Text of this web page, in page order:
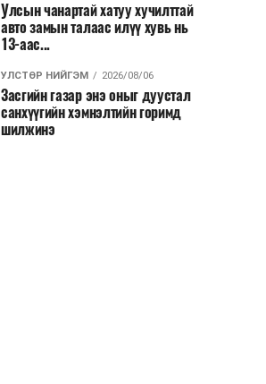
Улсын чанартай хатуу хучилттай
авто замын талаас илүү хувь нь
13-аас...
УЛСТӨР НИЙГЭМ 2026/08/06
Засгийн газар энэ оныг дуустал
санхүүгийн хэмнэлтийн горимд
шилжинэ